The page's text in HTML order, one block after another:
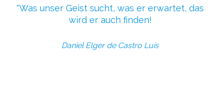
Was unser Geist sucht, was er erwartet, das
wird er auch finden!
Daniel Elger de Castro Luís